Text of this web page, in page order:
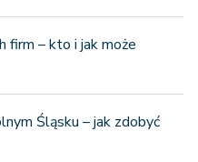
firm – kto i jak może
Śląsku – jak zdobyć